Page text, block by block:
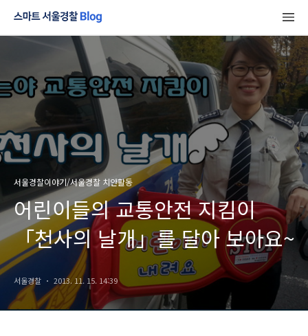
서울경찰이야기/서울경찰 치안활동
어린이들의 교통안전 지킴이
「천사의 날개」를 달아 보아요~
서울경찰 2013. 11. 15. 14:39